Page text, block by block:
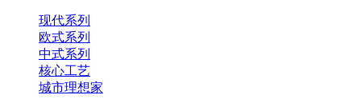
现代系列
欧式系列
中式系列
核心工艺
城市理想家